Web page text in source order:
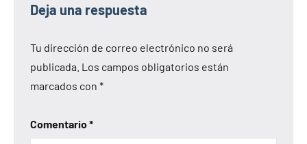
Deja una respuesta
Tu dirección de correo electrónico no será
publicada. Los campos obligatorios están
marcados con *
Comentario*